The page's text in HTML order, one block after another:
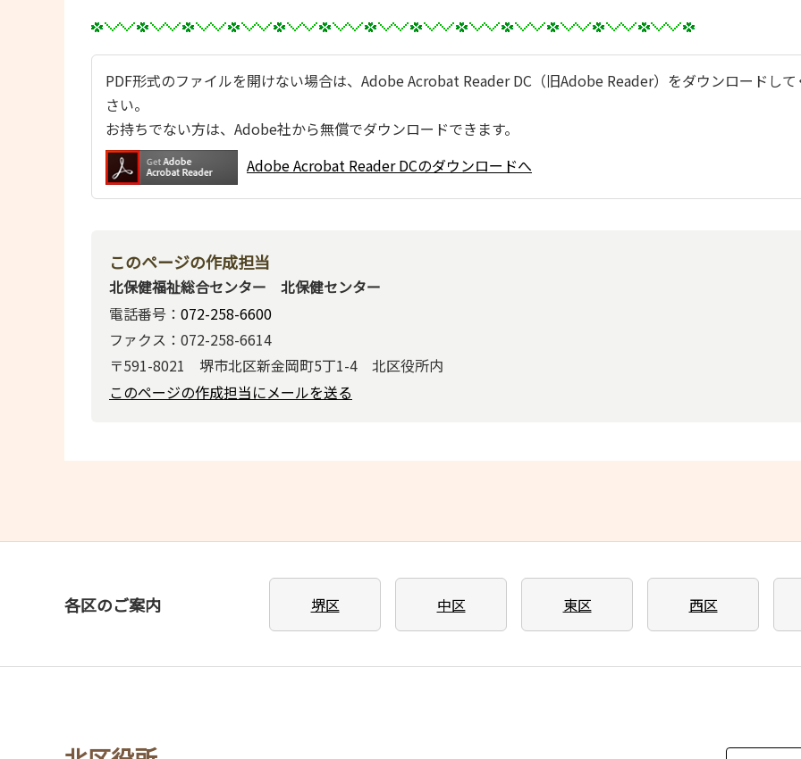
PDF形式のファイルを開けない場合は、Adobe Acrobat Reader DC（旧Adobe Reader）をダウンロードして
さい。
お持ちでない方は、Adobe社から無償でダウンロードできます。
Adobe Acrobat Reader DCのダウンロードへ
このページの作成担当
北保健福祉総合センター 北保健センター
電話番号： 072-258-6600
ファクス：072-258-6614
〒591-8021 堺市北区新金岡町5丁1-4 北区役所内
このページの作成担当にメールを送る
各区のご案内 堺区 中区 東区 西区